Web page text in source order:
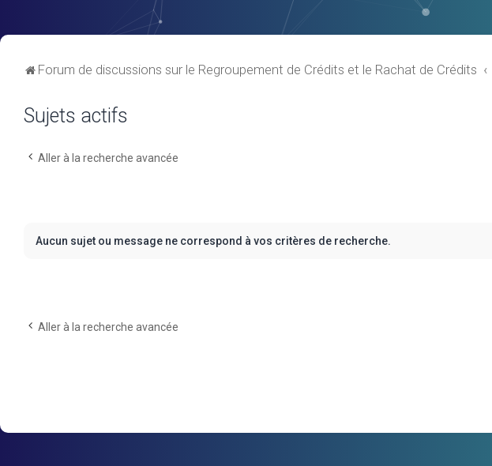
Forum de discussions sur le Regroupement de Crédits et le Rachat de Crédits
Sujets actifs
Aller à la recherche avancée
Aucun sujet ou message ne correspond à vos critères de recherche.
Aller à la recherche avancée